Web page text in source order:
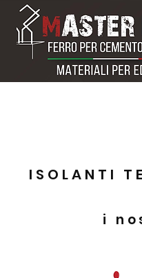
ISOLANTI
i